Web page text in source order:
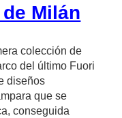
Milán
colección de
del último Fuori
diseños
que se
conseguida